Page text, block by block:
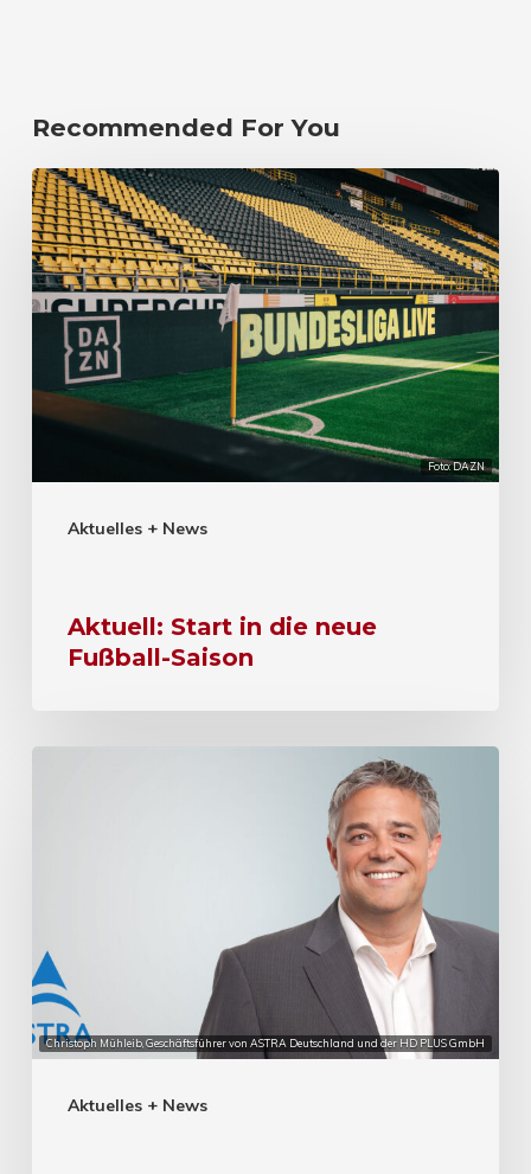
Recommended For You
Foto: DAZN
Aktuelles + News
Aktuell: Start in die neue
Fußball-Saison
Christoph Mühleib, Geschäftsführer von ASTRA Deutschland und der HD PLUS GmbH
Aktuelles + News